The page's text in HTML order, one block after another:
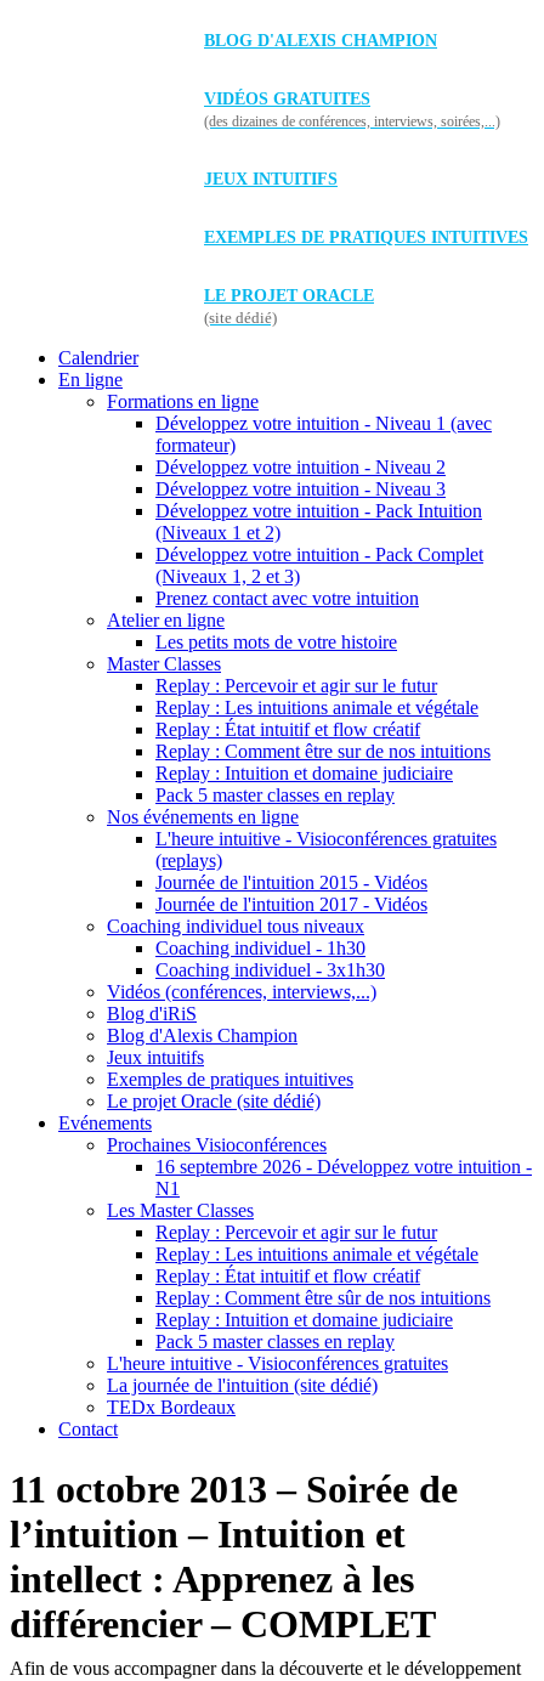
BLOG D'ALEXIS CHAMPION
VIDÉOS GRATUITES
(des dizaines de conférences, interviews, soirées,...)
JEUX INTUITIFS
EXEMPLES DE PRATIQUES INTUITIVES
LE PROJET ORACLE
(site dédié)
Calendrier
En ligne
Formations en ligne
Développez votre intuition - Niveau 1 (avec
formateur)
Développez votre intuition - Niveau 2
Développez votre intuition - Niveau 3
Développez votre intuition - Pack Intuition
(Niveaux 1 et 2)
Développez votre intuition - Pack Complet
(Niveaux 1, 2 et 3)
Prenez contact avec votre intuition
Atelier en ligne
Les petits mots de votre histoire
Master Classes
Replay : Percevoir et agir sur le futur
Replay : Les intuitions animale et végétale
Replay : État intuitif et flow créatif
Replay : Comment être sur de nos intuitions
Replay : Intuition et domaine judiciaire
Pack 5 master classes en replay
Nos événements en ligne
L'heure intuitive - Visioconférences gratuites
(replays)
Journée de l'intuition 2015 - Vidéos
Journée de l'intuition 2017 - Vidéos
Coaching individuel tous niveaux
Coaching individuel - 1h30
Coaching individuel - 3x1h30
Vidéos (conférences, interviews,...)
Blog d'iRiS
Blog d'Alexis Champion
Jeux intuitifs
Exemples de pratiques intuitives
Le projet Oracle (site dédié)
Evénements
Prochaines Visioconférences
16 septembre 2026 - Développez votre intuition -
N1
Les Master Classes
Replay : Percevoir et agir sur le futur
Replay : Les intuitions animale et végétale
Replay : État intuitif et flow créatif
Replay : Comment être sûr de nos intuitions
Replay : Intuition et domaine judiciaire
Pack 5 master classes en replay
L'heure intuitive - Visioconférences gratuites
La journée de l'intuition (site dédié)
TEDx Bordeaux
Contact
11 octobre 2013 – Soirée de
l’intuition – Intuition et
intellect : Apprenez à les
différencier – COMPLET
Afin de vous accompagner dans la découverte et le développement